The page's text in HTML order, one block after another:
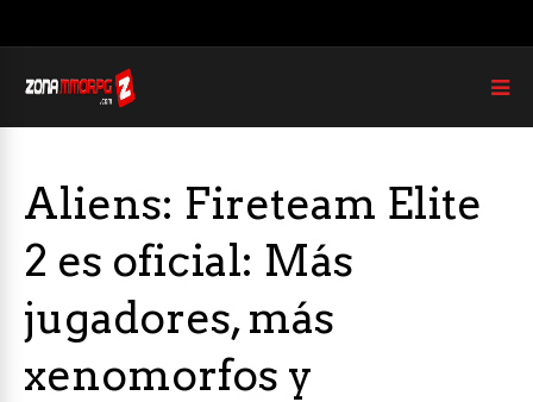
Aliens: Fireteam Elite
2 es oficial: Más
jugadores, más
xenomorfos y